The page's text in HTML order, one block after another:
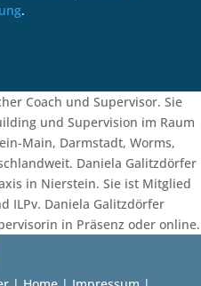
.
Coach und Supervisor. Sie
und Supervision im Raum
Main, Darmstadt, Worms,
Daniela Galitzdörfer
in Nierstein. Sie ist Mitglied
ILPv. Daniela Galitzdörfer
in Präsenz oder online.